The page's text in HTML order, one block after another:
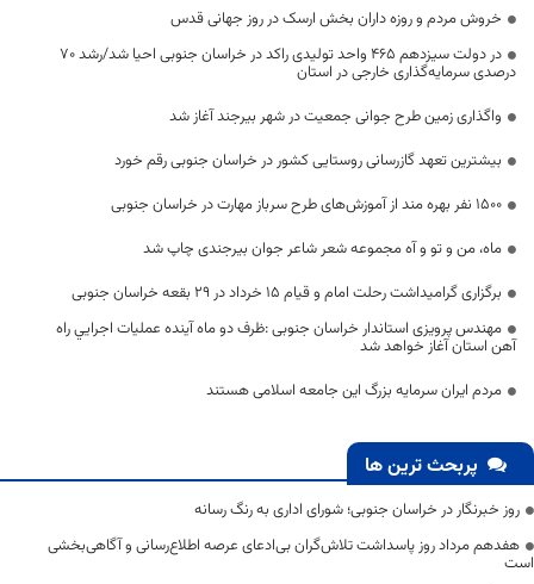
خروش مردم و روزه داران بخش ارسک در روز جهانی قدس
در دولت سیزدهم ۴۶۵ واحد تولیدی راکد در خراسان جنوبی احیا شد/رشد ۷۰
درصدی سرمایه‌گذاری خارجی در استان
واگذاری زمین طرح جوانی جمعیت در شهر بیرجند آغاز شد
بیشترین تعهد گازرسانی روستایی کشور در خراسان جنوبی رقم خورد
۱۵۰۰ نفر بهره مند از آموزش‌های طرح سرباز مهارت در خراسان جنوبی
ماه، من و تو و آه مجموعه شعر شاعر جوان بیرجندی چاپ شد
برگزاری گرامیداشت رحلت امام و قیام ۱۵ خرداد در ۲۹ بقعه خراسان جنوبی
مهندس پرویزی استاندار خراسان جنوبی :ظرف دو ماه آینده عملیات اجرایي راه
آهن استان آغاز خواهد شد
مردم ایران سرمایه بزرگ این جامعه اسلامی هستند
پربحث ترین ها
روز خبرنگار در خراسان جنوبی؛ شورای اداری به رنگ رسانه
هفدهم مرداد روز پاسداشت تلاش‌گران بی‌ادعای عرصه اطلاع‌رسانی و آگاهی‌بخشی
است